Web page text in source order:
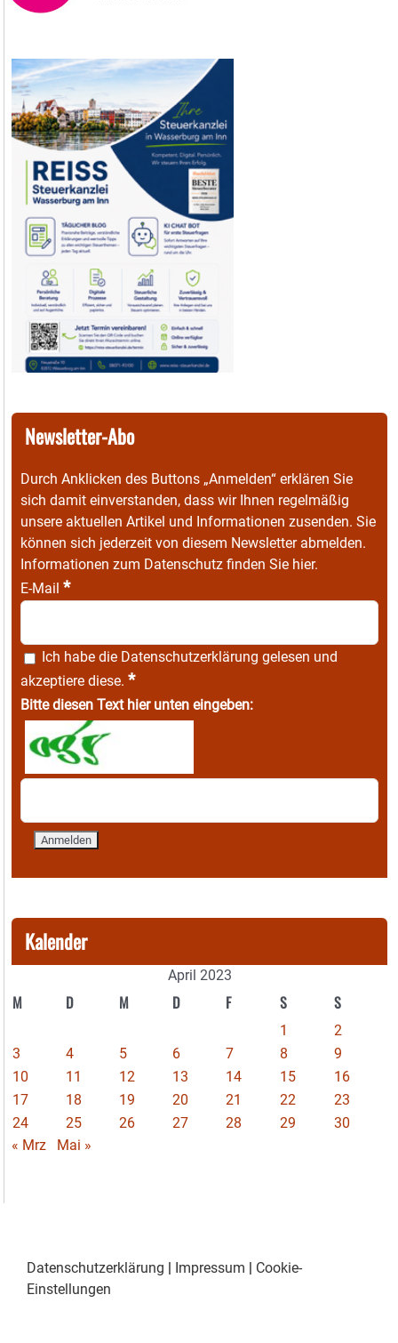
Newsletter-Abo
Durch Anklicken des Buttons „Anmelden“ erklären Sie
sich damit einverstanden, dass wir Ihnen regelmäßig
unsere aktuellen Artikel und Informationen zusenden. Sie
können sich jederzeit von diesem Newsletter abmelden.
Informationen zum Datenschutz finden Sie hier.
E-Mail *
Ich habe die Datenschutzerklärung gelesen und
akzeptiere diese. *
Bitte diesen Text hier unten eingeben:
Kalender
April 2023
M D M D F S S
1
2
3
4 5 6 7 8
9
10
11 12 13 14 15
16
17
18 19 20 21 22
23
24
25 26 27 28 29
30
« Mrz
Mai »
Datenschutzerklärung Impressum
Cookie-
Einstellungen